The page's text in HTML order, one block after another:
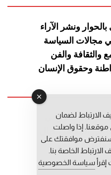
بالحوار ونشر الآراء
مجالات السياسة
والثقافة والفن
وحقوق الإنسان
الرحيم التوراني
المعطي قبال
فاطمة حوحو
الارتباط لضمان
إذا واصلت
موافقتك على
الخاصة بنا.
سياسة الخصوصية